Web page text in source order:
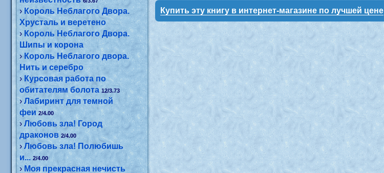
›Король Неблагого Двора.
Хрусталь и веретено
›Король Неблагого Двора.
Шипы и корона
›Король Неблагого двора.
Нить и серебро
›Курсовая работа по
обитателям болота 12/3.73
›Лабиринт для темной
феи 2/4.00
›Любовь зла! Город
драконов 2/4.00
›Любовь зла! Полюбишь
и... 2/4.00
›Моя прекрасная нечисть
Купить эту книгу в интернет-магазине по лучшей цене